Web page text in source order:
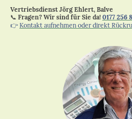
Vertriebsdienst Jörg Ehlert, Balve
📞 Fragen? Wir sind für Sie da! 0177 256
👉 Kontakt aufnehmen oder direkt